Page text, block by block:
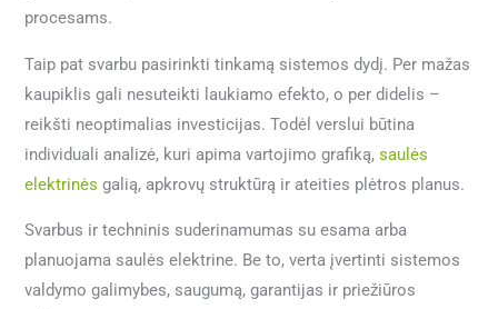
procesams.
Taip pat svarbu pasirinkti tinkamą sistemos dydį. Per mažas
kaupiklis gali nesuteikti laukiamo efekto, o per didelis –
reikšti neoptimalias investicijas. Todėl verslui būtina
individuali analizė, kuri apima vartojimo grafiką,saulės
elektrinės galią, apkrovų struktūrą ir ateities plėtros planus.
Svarbus ir techninis suderinamumas su esama arba
planuojama saulės elektrine. Be to, verta įvertinti sistemos
valdymo galimybes, saugumą, garantijas ir priežiūros